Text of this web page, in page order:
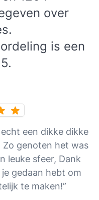
over
is een
echt een dikke dikke
Zo genoten het was
leuke sfeer, Dank
gedaan hebt om
te maken!”